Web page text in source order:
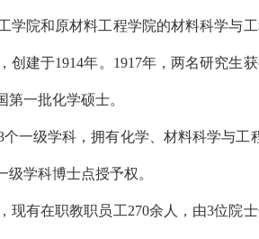
学院和原材料工程学院的材料科学与
建于1914年。1917年，两名研究生
一批化学硕士。
一级学科，拥有化学、材料科学与工
学科博士点授予权。
有在职教职员工270余人，由3位院